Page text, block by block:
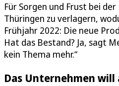
Für Sorgen und Frust bei
Thüringen zu verlagern,
Frühjahr 2022: Die neue
Hat das Bestand? Ja, sagt
kein Thema mehr.“
Das Unternehmen